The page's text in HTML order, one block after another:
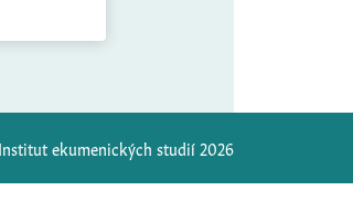
ekumenických studií 2026